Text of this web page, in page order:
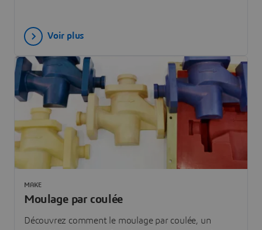
Voir plus
Moulage par coulée
Découvrez comment le moulage par coulée, un
MAKE